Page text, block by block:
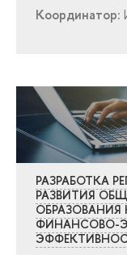
Координатор:
РАЗРАБОТКА
РАЗВИТИЯ
ОБРАЗОВАНИЯ
ФИНАНСОВО-